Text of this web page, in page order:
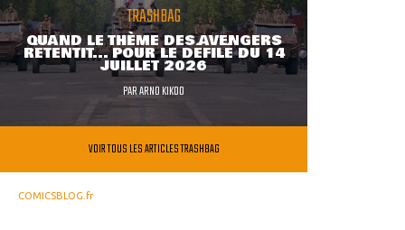
TRASHBAG
QUAND LE THÈME DES AVENGERS
RETENTIT... POUR LE DÉFILÉ DU 14
JUILLET 2026
PARARNO KIKOO
VOIR TOUS LES ARTICLES TRASHBAG
COMICSBLOG.fr